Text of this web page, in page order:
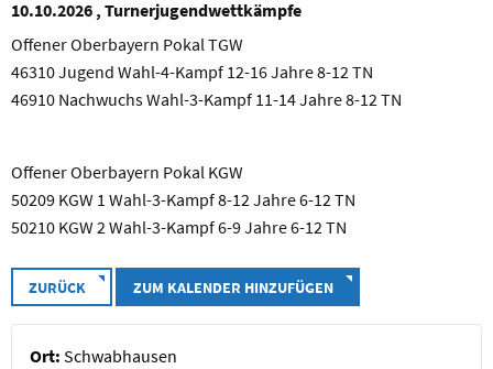
10.10.2026 , Turnerjugendwettkämpfe
Offener Oberbayern Pokal TGW
46310 Jugend Wahl-4-Kampf 12-16 Jahre 8-12 TN
46910 Nachwuchs Wahl-3-Kampf 11-14 Jahre 8-12 TN
Offener Oberbayern Pokal KGW
50209 KGW 1 Wahl-3-Kampf 8-12 Jahre 6-12 TN
50210 KGW 2 Wahl-3-Kampf 6-9 Jahre 6-12 TN
ZURÜCK ZUM KALENDER HINZUFÜGEN
Ort: Schwabhausen